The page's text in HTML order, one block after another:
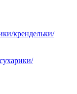
крендельки/